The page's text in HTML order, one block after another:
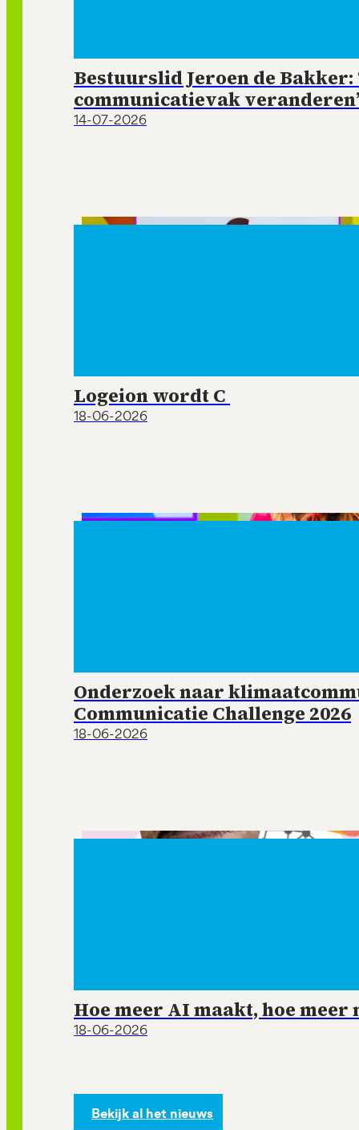
Bestuurslid Jeroen de Bakker:
communicatievak
14-07-2026
Logeion wordt C
18-06-2026
Onderzoek naar
Communicatie Challenge 2026
18-06-2026
Hoe meer AI maakt, hoe
18-06-2026
Bekijk al het nieuws